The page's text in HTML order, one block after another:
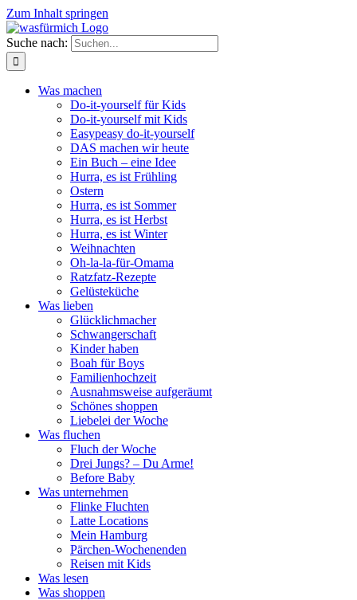
Zum Inhalt springen
Suche nach:
Was machen
Do-it-yourself für Kids
Do-it-yourself mit Kids
Easypeasy do-it-yourself
DAS machen wir heute
Ein Buch – eine Idee
Hurra, es ist Frühling
Ostern
Hurra, es ist Sommer
Hurra, es ist Herbst
Hurra, es ist Winter
Weihnachten
Oh-la-la-für-Omama
Ratzfatz-Rezepte
Gelüsteküche
Was lieben
Glücklichmacher
Schwangerschaft
Kinder haben
Boah für Boys
Familienhochzeit
Ausnahmsweise aufgeräumt
Schönes shoppen
Liebelei der Woche
Was fluchen
Fluch der Woche
Drei Jungs? – Du Arme!
Before Baby
Was unternehmen
Flinke Fluchten
Latte Locations
Mein Hamburg
Pärchen-Wochenenden
Reisen mit Kids
Was lesen
Was shoppen